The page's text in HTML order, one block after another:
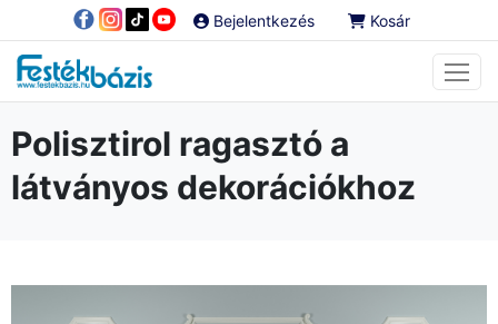
Bejelentkezés Kosár
Polisztirol ragasztó a
látványos dekorációkhoz